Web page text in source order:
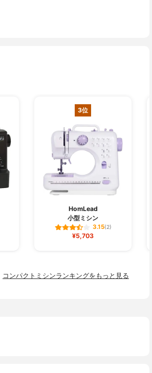
3位
HomLead
小型ミシン
3.15(2)
¥5,703
コンパクトミシンランキングをもっと見る